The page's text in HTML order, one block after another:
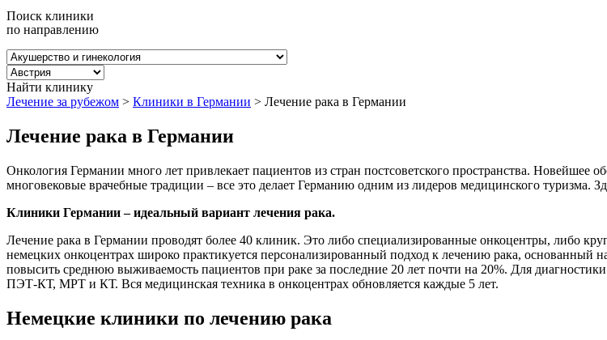
Поиск клиники
по направлению
Найти клинику
Лечение за рубежом > Клиники в Германии > Лечение рака в Германии
Лечение рака в Германии
Онкология Германии много лет привлекает пациентов из стран постсоветского пространства. Новейшее
многовековые врачебные традиции – все это делает Германию одним из лидеров медицинского туризма.
Клиники Германии – идеальный вариант лечения рака.
Лечение рака в Германии проводят более 40 клиник. Это либо специализированные онкоцентры, либо
немецких онкоцентрах широко практикуется персонализированный подход к лечению рака, основанный
повысить среднюю выживаемость пациентов при раке за последние 20 лет почти на 20%. Для
ПЭТ-КТ, МРТ и КТ. Вся медицинская техника в онкоцентрах обновляется каждые 5 лет.
Немецкие клиники по лечению рака